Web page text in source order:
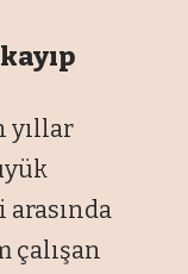
yıllar
çalışan